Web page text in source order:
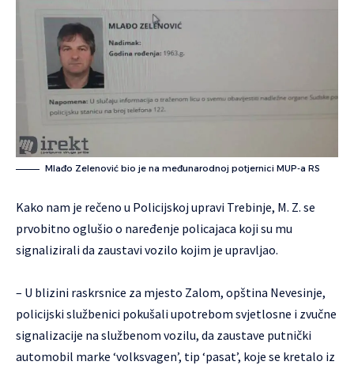
Mlađo Zelenović bio je na međunarodnoj potjernici MUP-a RS
Kako nam je rečeno u Policijskoj upravi Trebinje, M. Z. se
prvobitno oglušio o naređenje policajaca koji su mu
signalizirali da zaustavi vozilo kojim je upravljao.
– U blizini raskrsnice za mjesto Zalom, opština Nevesinje,
policijski službenici pokušali upotrebom svjetlosne i zvučne
signalizacije na službenom vozilu, da zaustave putnički
automobil marke ‘volksvagen’, tip ‘pasat’, koje se kretalo iz